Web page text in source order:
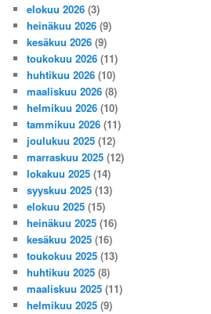
elokuu 2026 (3)
heinäkuu 2026 (9)
kesäkuu 2026 (9)
toukokuu 2026 (11)
huhtikuu 2026 (10)
maaliskuu 2026 (8)
helmikuu 2026 (10)
tammikuu 2026 (11)
joulukuu 2025 (12)
marraskuu 2025 (12)
lokakuu 2025 (14)
syyskuu 2025 (13)
elokuu 2025 (15)
heinäkuu 2025 (16)
kesäkuu 2025 (16)
toukokuu 2025 (13)
huhtikuu 2025 (8)
maaliskuu 2025 (11)
helmikuu 2025 (9)